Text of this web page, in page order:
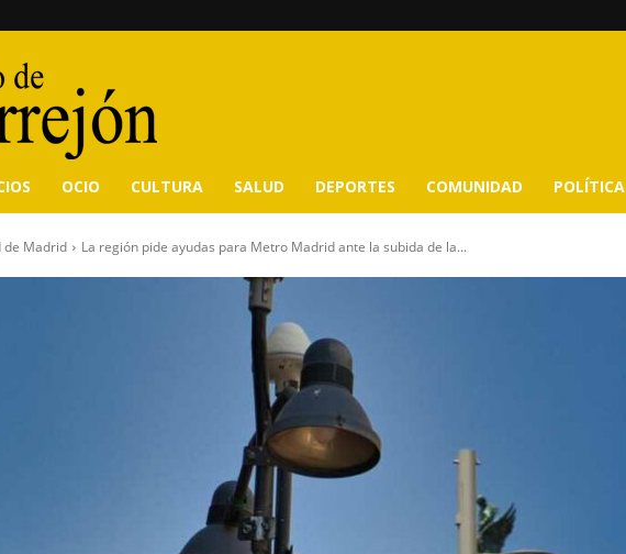
OCIO CULTURA SALUD DEPORTES COMUNIDAD POLÍTICA
de Madrid La región pide ayudas para Metro Madrid ante la subida de la...